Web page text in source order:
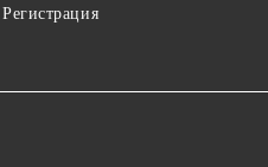
Регистрация